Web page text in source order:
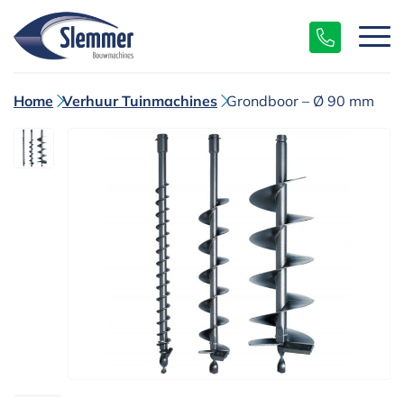
Home Verhuur Tuinmachines Grondboor – Ø 90 mm